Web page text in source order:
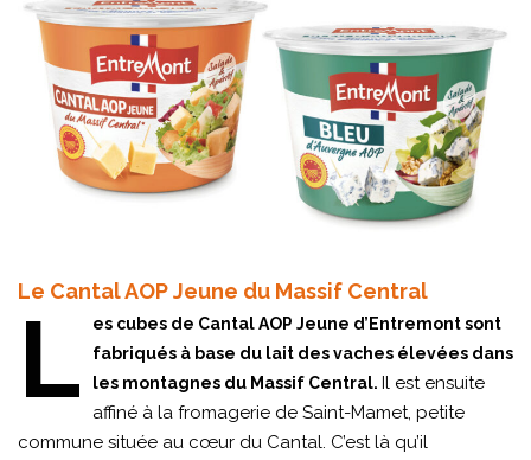
Le Cantal AOP Jeune du Massif Central
L
es cubes de Cantal AOP Jeune d’Entremont sont
fabriqués à base du lait des vaches élevées dans
les montagnes du Massif Central. Il est ensuite
affiné à la fromagerie de Saint-Mamet, petite
commune située au cœur du Cantal. C’est là qu’il